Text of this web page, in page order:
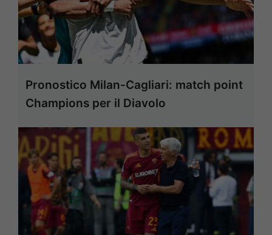
Pronostico Milan-Cagliari: match point
Champions per il Diavolo